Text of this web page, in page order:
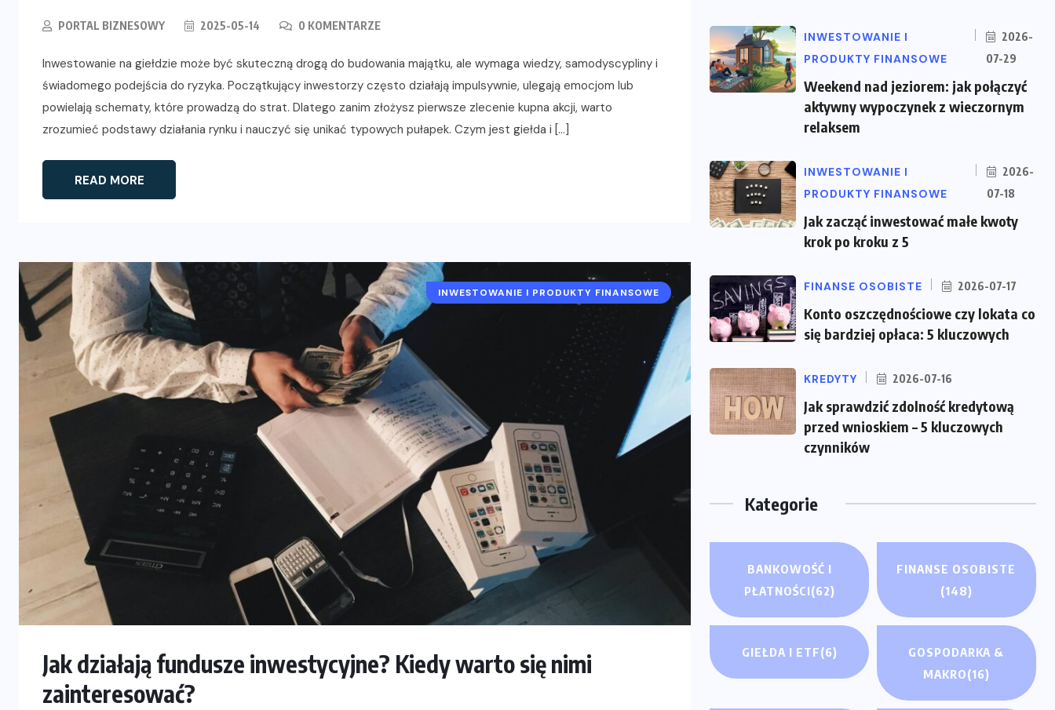
PORTAL BIZNESOWY 2025-05-14 0 KOMENTARZE
Inwestowanie na giełdzie może być skuteczną drogą do budowania majątku, ale wymaga wiedzy, samodyscypliny i
świadomego podejścia do ryzyka. Początkujący inwestorzy często działają impulsywnie, ulegają emocjom lub
powielają schematy, które prowadzą do strat. Dlatego zanim złożysz pierwsze zlecenie kupna akcji, warto
zrozumieć podstawy działania rynku i nauczyć się unikać typowych pułapek. Czym jest giełda i […]
READ MORE
INWESTOWANIE I PRODUKTY FINANSOWE
Jak działają fundusze inwestycyjne? Kiedy warto się nimi
zainteresować?
INWESTOWANIE I
PRODUKTY FINANSOWE
2026-
07-29
Weekend nad jeziorem: jak połączyć
aktywny wypoczynek z wieczornym
relaksem
INWESTOWANIE I
PRODUKTY FINANSOWE
2026-
07-18
Jak zacząć inwestować małe kwoty
krok po kroku z 5
FINANSE OSOBISTE 2026-07-17
Konto oszczędnościowe czy lokata co
się bardziej opłaca: 5 kluczowych
KREDYTY 2026-07-16
Jak sprawdzić zdolność kredytową
przed wnioskiem – 5 kluczowych
czynników
Kategorie
BANKOWOŚĆ I
PŁATNOŚCI(62)
FINANSE OSOBISTE
(148)
GIEŁDA I ETF(6)
GOSPODARKA &
MAKRO(16)